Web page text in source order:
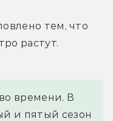
тем, что
растут.
времени. В
и пятый сезон